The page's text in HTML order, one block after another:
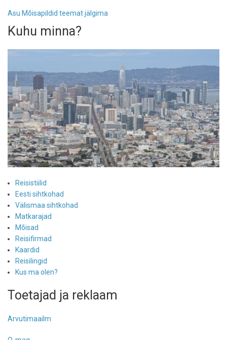
Asu Mõisapildid teemat jälgima
Kuhu minna?
Reisistiilid
Eesti sihtkohad
Välismaa sihtkohad
Matkarajad
Mõisad
Reisifirmad
Kaardid
Reisilingid
Kus ma olen?
Toetajad ja reklaam
Arvutimaailm